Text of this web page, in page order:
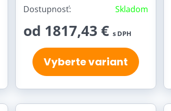
Dostupnosť: Skladom
od 1817,43 € s DPH
Vyberte variant